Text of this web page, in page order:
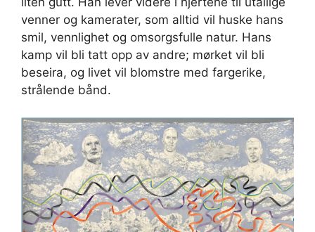
venner og kamerater, som alltid vil huske hans
smil, vennlighet og omsorgsfulle natur. Hans
kamp vil bli tatt opp av andre; mørket vil bli
beseira, og livet vil blomstre med fargerike,
strålende bånd.